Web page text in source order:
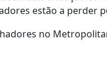
estão a perder
no